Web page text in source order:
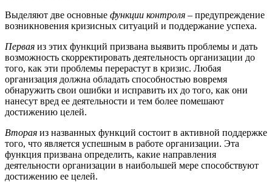
Выделяют две основные функции контроля – предупреждение
возникновения кризисных ситуаций и поддержание успеха.
Первая из этих функций призвана выявить проблемы и дать
возможность скорректировать деятельность организации до
того, как эти проблемы перерастут в кризис. Любая
организация должна обладать способностью вовремя
обнаружить свои ошибки и исправить их до того, как они
нанесут вред ее деятельности и тем более помешают
достижению целей.
Вторая из названных функций состоит в активной поддержке
того, что является успешным в работе организации. Эта
функция призвана определить, какие направления
деятельности организации в наибольшей мере способствуют
достижению ее целей.